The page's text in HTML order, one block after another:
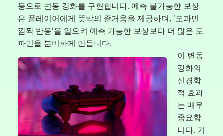
등으로 변동 강화를 구현합니다. 예측 불가능한 보상
은 플레이어에게 뜻밖의 즐거움을 제공하며, '도파민
깜짝 반응'을 일으켜 예측 가능한 보상보다 더 많은 도
파민을 분비하게 만듭니다.
이 변동
강화의
신경학
적 효과
는 매우
중요합
니다. 기